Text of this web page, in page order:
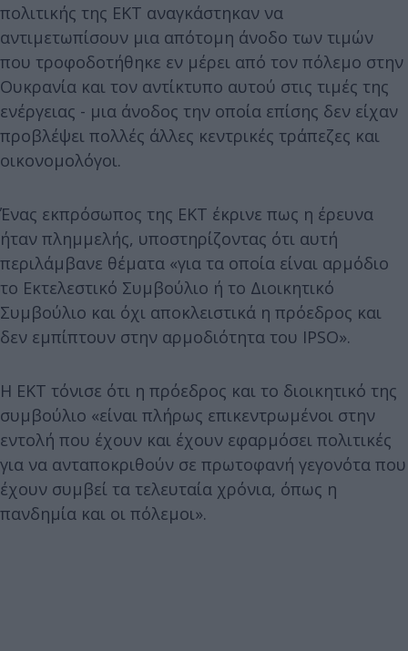
πολιτικής της ΕΚΤ αναγκάστηκαν να
αντιμετωπίσουν μια απότομη άνοδο των τιμών
που τροφοδοτήθηκε εν μέρει από τον πόλεμο στην
Ουκρανία και τον αντίκτυπο αυτού στις τιμές της
ενέργειας - μια άνοδος την οποία επίσης δεν είχαν
προβλέψει πολλές άλλες κεντρικές τράπεζες και
οικονομολόγοι.
Ένας εκπρόσωπος της ΕΚΤ έκρινε πως η έρευνα
ήταν πλημμελής, υποστηρίζοντας ότι αυτή
περιλάμβανε θέματα «για τα οποία είναι αρμόδιο
το Εκτελεστικό Συμβούλιο ή το Διοικητικό
Συμβούλιο και όχι αποκλειστικά η πρόεδρος και
δεν εμπίπτουν στην αρμοδιότητα του IPSO».
Η ΕΚΤ τόνισε ότι η πρόεδρος και το διοικητικό της
συμβούλιο «είναι πλήρως επικεντρωμένοι στην
εντολή που έχουν και έχουν εφαρμόσει πολιτικές
για να ανταποκριθούν σε πρωτοφανή γεγονότα που
έχουν συμβεί τα τελευταία χρόνια, όπως η
πανδημία και οι πόλεμοι».